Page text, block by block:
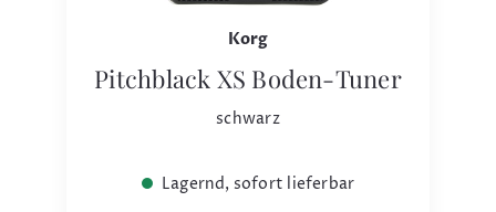
Korg
Pitchblack XS Boden-Tuner
schwarz
Lagernd, sofort lieferbar